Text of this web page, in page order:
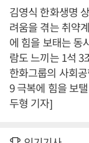
김영식 한화생명
려움을 겪는 취약
에 힘을 보태는 동
람도 느끼는 1석 3
한화그룹의 사회
9 극복에 힘을 보
두형 기자]